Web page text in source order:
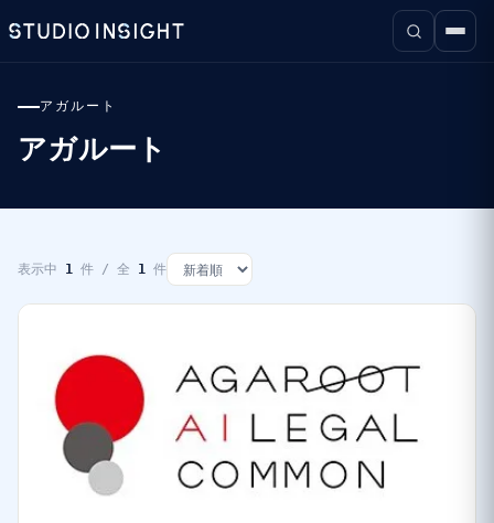
アガルート
アガルート
表示中 1 件 / 全 1 件